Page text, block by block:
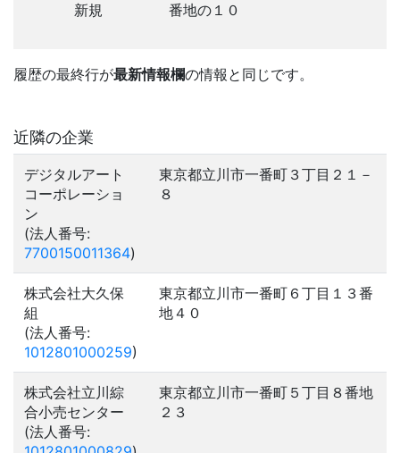
新規
番地の１０
履歴の最終行が最新情報欄の情報と同じです。
近隣の企業
デジタルアート
コーポレーショ
ン
(法人番号:
7700150011364)
東京都立川市一番町３丁目２１－
８
株式会社大久保
組
(法人番号:
1012801000259)
東京都立川市一番町６丁目１３番
地４０
株式会社立川綜
合小売センター
(法人番号:
東京都立川市一番町５丁目８番地
２３